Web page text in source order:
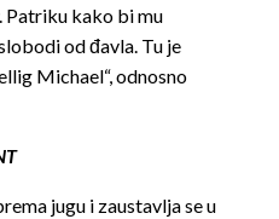
Patriku kako bi mu
od đavla. Tu je
Michael“, odnosno
jugu i zaustavlja se u